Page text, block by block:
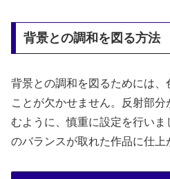
背景との調和を図る方法
背景との調和を図るためには
ことが欠かせません。反射部
むように、慎重に設定を行い
のバランスが取れた作品に仕上